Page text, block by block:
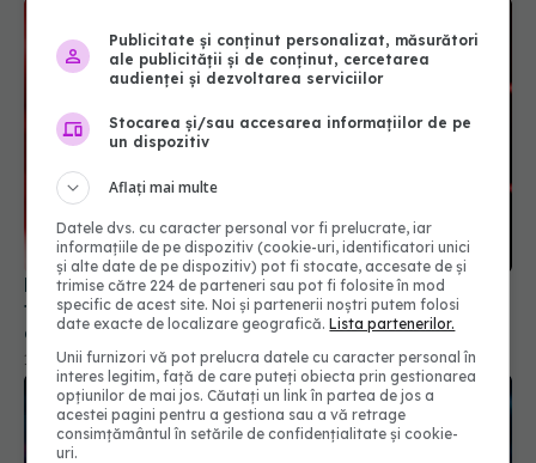
Pandemia de COVID-19 rămâne doar un subiect
tabu în China, la 5 ani de la anunțul primului
deces legat de virus
13 ian 2025, 09:49
Publicitate și conținut personalizat, măsurători
ale publicității și de conținut, cercetarea
audienței și dezvoltarea serviciilor
Stocarea și/sau accesarea informațiilor de pe
un dispozitiv
Aflați mai multe
Datele dvs. cu caracter personal vor fi prelucrate, iar
informațiile de pe dispozitiv (cookie-uri, identificatori unici
și alte date de pe dispozitiv) pot fi stocate, accesate de și
trimise către 224 de parteneri sau pot fi folosite în mod
specific de acest site. Noi și partenerii noștri putem folosi
date exacte de localizare geografică.Lista partenerilor.
Unii furnizori vă pot prelucra datele cu caracter personal în
interes legitim, față de care puteți obiecta prin gestionarea
opțiunilor de mai jos. Căutați un link în partea de jos a
acestei pagini pentru a gestiona sau a vă retrage
consimțământul în setările de confidențialitate și cookie-
uri.